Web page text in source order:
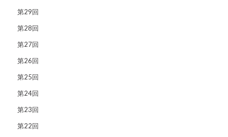
第29回
第28回
第27回
第26回
第25回
第24回
第23回
第22回